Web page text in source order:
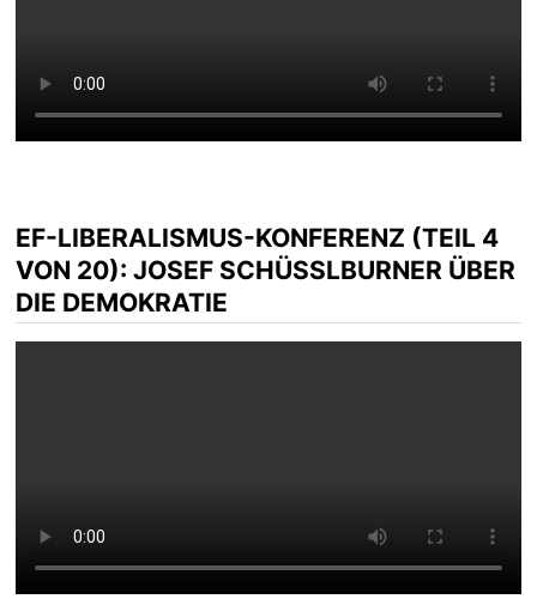
EF-LIBERALISMUS-KONFERENZ (TEIL 4
VON 20): JOSEF SCHÜSSLBURNER ÜBER D
IE DEMOKRATIE